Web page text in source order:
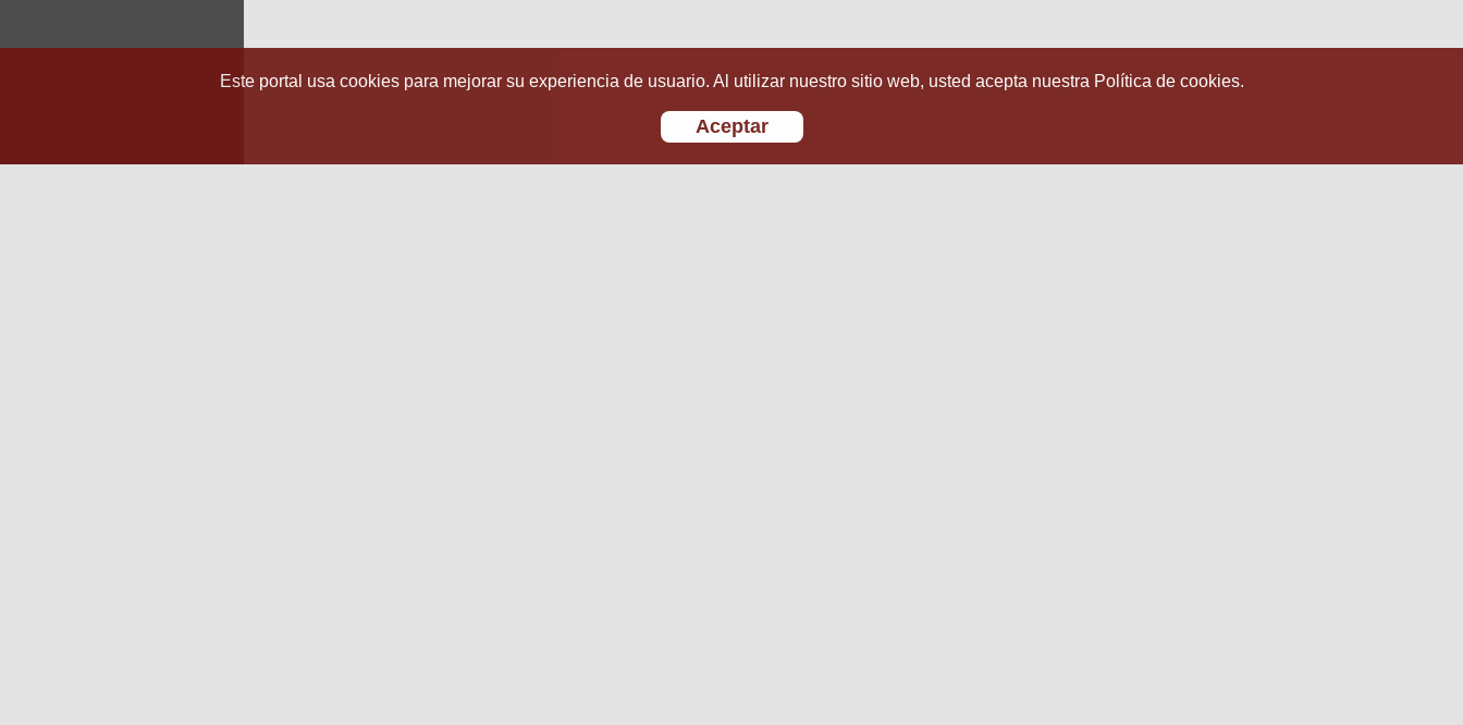
Este portal usa cookies para mejorar su experiencia de usuario. Al utilizar nuestro sitio web, usted acepta nuestra Política de cookies.
Aceptar